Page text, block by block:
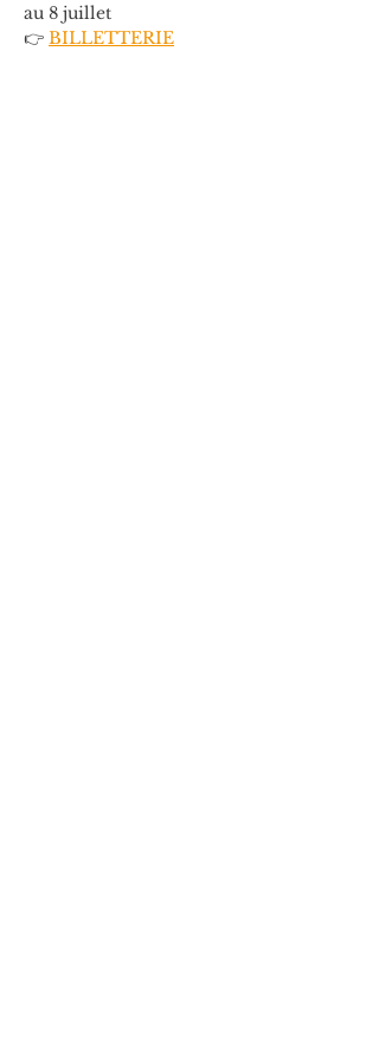
au 8 juillet
👉 BILLETTERIE